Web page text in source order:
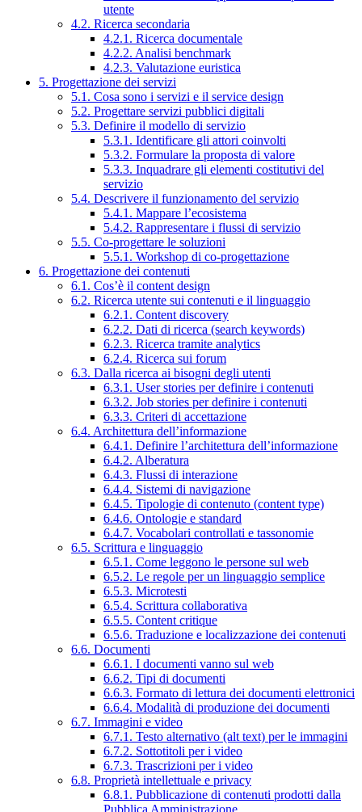
utente
4.2. Ricerca secondaria
4.2.1. Ricerca documentale
4.2.2. Analisi benchmark
4.2.3. Valutazione euristica
5. Progettazione dei servizi
5.1. Cosa sono i servizi e il service design
5.2. Progettare servizi pubblici digitali
5.3. Definire il modello di servizio
5.3.1. Identificare gli attori coinvolti
5.3.2. Formulare la proposta di valore
5.3.3. Inquadrare gli elementi costitutivi del
servizio
5.4. Descrivere il funzionamento del servizio
5.4.1. Mappare l’ecosistema
5.4.2. Rappresentare i flussi di servizio
5.5. Co-progettare le soluzioni
5.5.1. Workshop di co-progettazione
6. Progettazione dei contenuti
6.1. Cos’è il content design
6.2. Ricerca utente sui contenuti e il linguaggio
6.2.1. Content discovery
6.2.2. Dati di ricerca (search keywords)
6.2.3. Ricerca tramite analytics
6.2.4. Ricerca sui forum
6.3. Dalla ricerca ai bisogni degli utenti
6.3.1. User stories per definire i contenuti
6.3.2. Job stories per definire i contenuti
6.3.3. Criteri di accettazione
6.4. Architettura dell’informazione
6.4.1. Definire l’architettura dell’informazione
6.4.2. Alberatura
6.4.3. Flussi di interazione
6.4.4. Sistemi di navigazione
6.4.5. Tipologie di contenuto (content type)
6.4.6. Ontologie e standard
6.4.7. Vocabolari controllati e tassonomie
6.5. Scrittura e linguaggio
6.5.1. Come leggono le persone sul web
6.5.2. Le regole per un linguaggio semplice
6.5.3. Microtesti
6.5.4. Scrittura collaborativa
6.5.5. Content critique
6.5.6. Traduzione e localizzazione dei contenuti
6.6. Documenti
6.6.1. I documenti vanno sul web
6.6.2. Tipi di documenti
6.6.3. Formato di lettura dei documenti elettronici
6.6.4. Modalità di produzione dei documenti
6.7. Immagini e video
6.7.1. Testo alternativo (alt text) per le immagini
6.7.2. Sottotitoli per i video
6.7.3. Trascrizioni per i video
6.8. Proprietà intellettuale e privacy
6.8.1. Pubblicazione di contenuti prodotti dalla
Pubblica Amministrazione